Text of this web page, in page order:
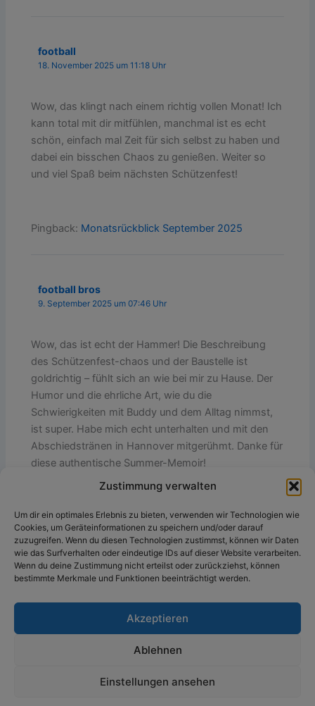
Zustimmung verwalten
Um dir ein optimales Erlebnis zu bieten, verwenden wir Technologien wie
Cookies, um Geräteinformationen zu speichern und/oder darauf
zuzugreifen. Wenn du diesen Technologien zustimmst, können wir Daten
wie das Surfverhalten oder eindeutige IDs auf dieser Website verarbeiten.
Wenn du deine Zustimmung nicht erteilst oder zurückziehst, können
bestimmte Merkmale und Funktionen beeinträchtigt werden.
Akzeptieren
Ablehnen
Einstellungen ansehen
football
18. November 2025 um 11:18 Uhr
Wow, das klingt nach einem richtig vollen Monat! Ich
kann total mit dir mitfühlen, manchmal ist es echt
schön, einfach mal Zeit für sich selbst zu haben und
dabei ein bisschen Chaos zu genießen. Weiter so
und viel Spaß beim nächsten Schützenfest!
Pingback: Monatsrückblick September 2025
football bros
9. September 2025 um 07:46 Uhr
Wow, das ist echt der Hammer! Die Beschreibung
des Schützenfest-chaos und der Baustelle ist
goldrichtig – fühlt sich an wie bei mir zu Hause. Der
Humor und die ehrliche Art, wie du die
Schwierigkeiten mit Buddy und dem Alltag nimmst,
ist super. Habe mich echt unterhalten und mit den
Abschiedstränen in Hannover mitgerühmt. Danke für
diese authentische Summer-Memoir!
Pingback:KW36/2025: Alle TCS-Blogartikel - The
Content Society
Die Kommentare sind geschlossen.
WordPress-Theme|Impressum|Datenschutz